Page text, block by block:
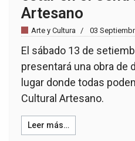
Artesano
Arte y Cultura 03
El sábado 13 de
presentará una obra de
lugar donde todas
Cultural Artesano.
Leer más…